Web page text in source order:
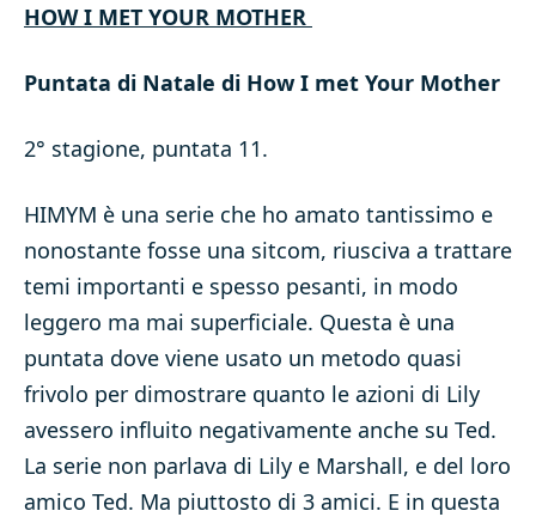
HOW I MET YOUR MOTHER
Puntata di Natale di How I met Your Mother
2° stagione, puntata 11.
HIMYM è una serie che ho amato tantissimo e
nonostante fosse una sitcom, riusciva a trattare
temi importanti e spesso pesanti, in modo
leggero ma mai superficiale. Questa è una
puntata dove viene usato un metodo quasi
frivolo per dimostrare quanto le azioni di Lily
avessero influito negativamente anche su Ted.
La serie non parlava di Lily e Marshall, e del loro
amico Ted. Ma piuttosto di 3 amici. E in questa